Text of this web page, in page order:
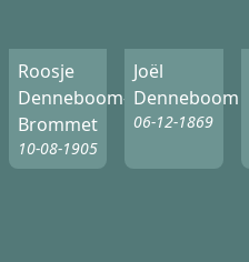
Roosje
Denneboom-
Brommet
10-08-1905
Joël
Denneboom
06-12-1869